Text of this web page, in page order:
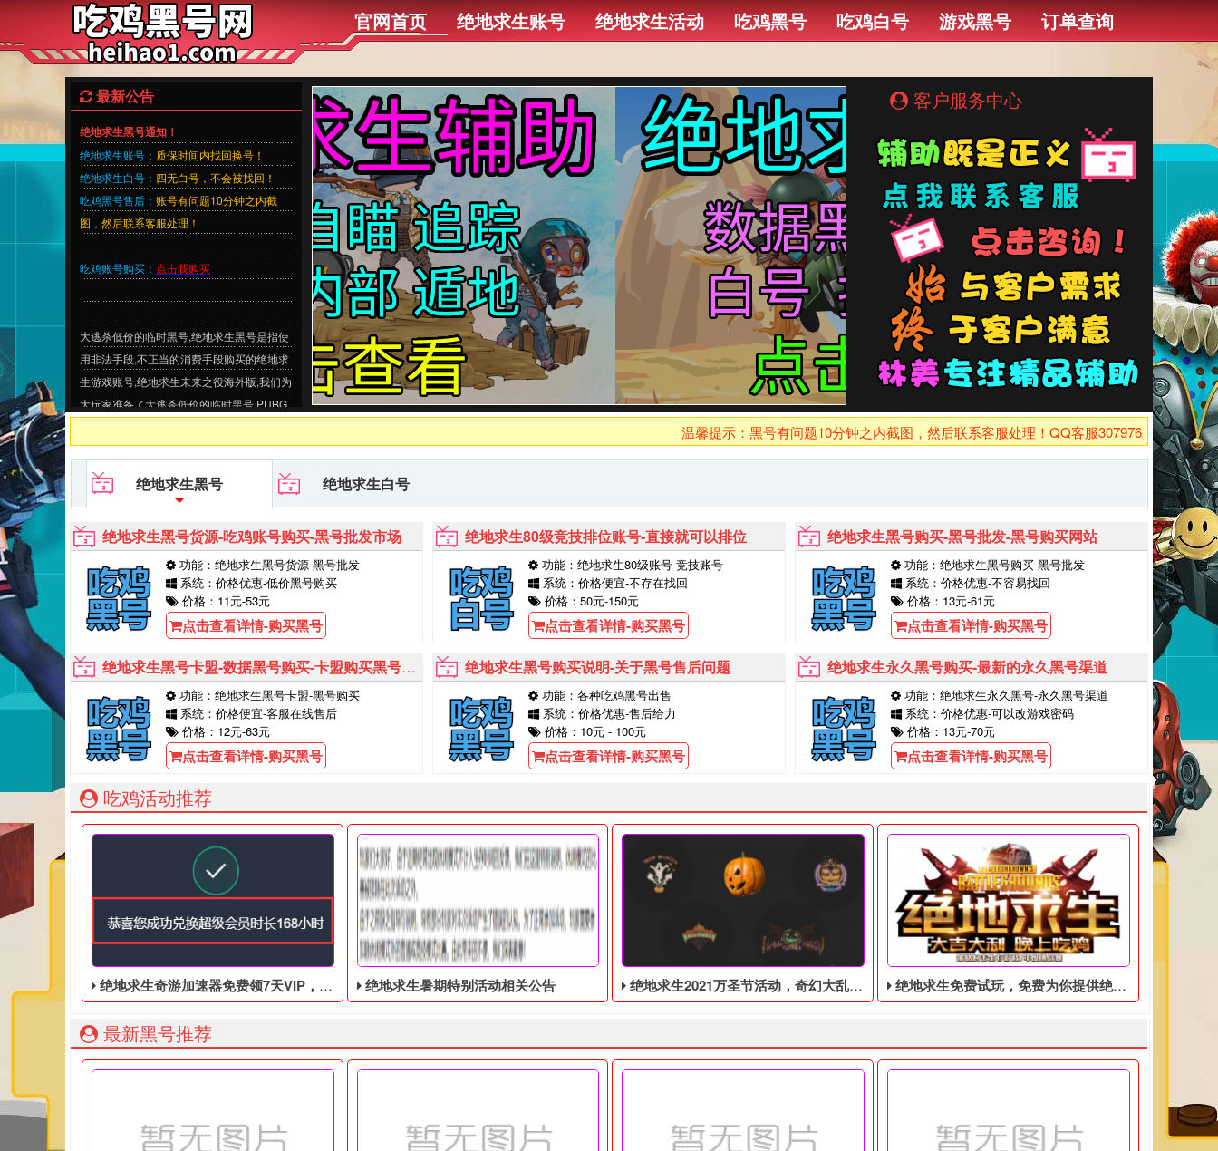
官网首页 绝地求生账号 绝地求生活动 吃鸡黑号 吃鸡白号 游戏黑号 订单查询
最新公告
绝地求生黑号通知！
绝地求生账号： 质保时间内找回换号！
绝地求生白号： 四无白号，不会被找回！
吃鸡黑号售后： 账号有问题10分钟之内截
图，然后联系客服处理！
吃鸡账号购买： 点击我购买
大逃杀低价的临时黑号,绝地求生黑号是指使
用非法手段,不正当的消费手段购买的绝地求
生游戏账号,绝地求生未来之役海外版,我们为
大玩家准备了大逃杀低价的临时黑号,PUBG
客户服务中心
温馨提示：黑号有问题10分钟之内截图，然后联系客服处理！QQ客服3079762926！
绝地求生黑号 绝地求生白号
绝地求生黑号货源-吃鸡账号购买-黑号批发市场
功能：绝地求生黑号货源-黑号批发
系统：价格优惠-低价黑号购买
价格：11元-53元
点击查看详情-购买黑号
绝地求生80级竞技排位账号-直接就可以排位
功能：绝地求生80级账号-竞技账号
系统：价格便宜-不存在找回
价格：50元-150元
点击查看详情-购买黑号
绝地求生黑号购买-黑号批发-黑号购买网站
功能：绝地求生黑号购买-黑号批发
系统：价格优惠-不容易找回
价格：13元-61元
点击查看详情-购买黑号
绝地求生黑号卡盟-数据黑号购买-卡盟购买黑号能用多久
功能：绝地求生黑号卡盟-黑号购买
系统：价格便宜-客服在线售后
价格：12元-63元
点击查看详情-购买黑号
绝地求生黑号购买说明-关于黑号售后问题
功能：各种吃鸡黑号出售
系统：价格优惠-售后给力
价格：10元 - 100元
点击查看详情-购买黑号
绝地求生永久黑号购买-最新的永久黑号渠道
功能：绝地求生永久黑号-永久黑号渠道
系统：价格优惠-可以改游戏密码
价格：13元-70元
点击查看详情-购买黑号
吃鸡活动推荐
绝地求生奇游加速器免费领7天VIP，合计168小时 绝地求生暑期特别活动相关公告 绝地求生2021万圣节活动，奇幻大乱斗回归，还有新皮肤和新地图 绝地求生免费试玩，免费为你提供绝地求生账号
最新黑号推荐